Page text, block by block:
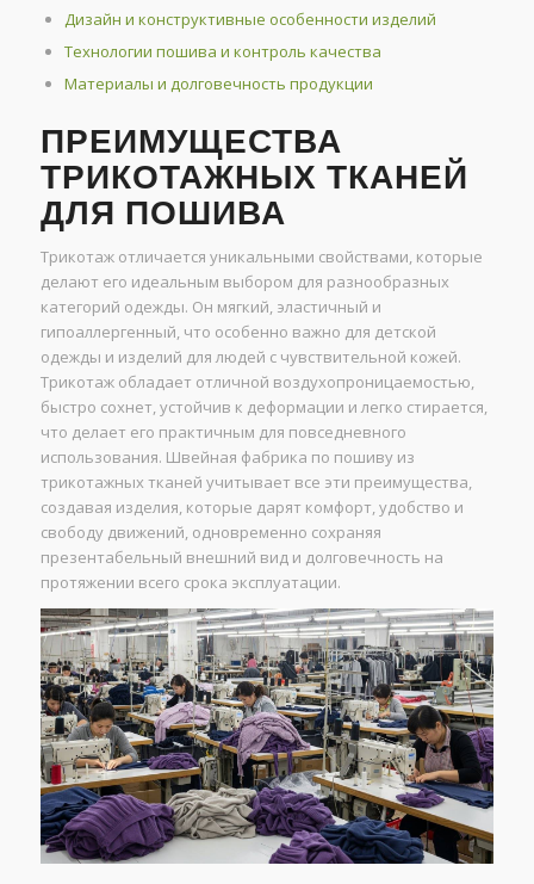
Дизайн и конструктивные особенности изделий
Технологии пошива и контроль качества
Материалы и долговечность продукции
ПРЕИМУЩЕСТВА
ТРИКОТАЖНЫХ ТКАНЕЙ
ДЛЯ ПОШИВА
Трикотаж отличается уникальными свойствами, которые
делают его идеальным выбором для разнообразных
категорий одежды. Он мягкий, эластичный и
гипоаллергенный, что особенно важно для детской
одежды и изделий для людей с чувствительной кожей.
Трикотаж обладает отличной воздухопроницаемостью,
быстро сохнет, устойчив к деформации и легко стирается,
что делает его практичным для повседневного
использования. Швейная фабрика по пошиву из
трикотажных тканей учитывает все эти преимущества,
создавая изделия, которые дарят комфорт, удобство и
свободу движений, одновременно сохраняя
презентабельный внешний вид и долговечность на
протяжении всего срока эксплуатации.